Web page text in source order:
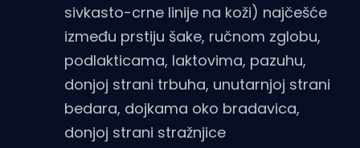
sivkasto-crne linije na koži) najčešće
između prstiju šake, ručnom zglobu,
podlakticama, laktovima, pazuhu,
donjoj strani trbuha, unutarnjoj strani
bedara, dojkama oko bradavica,
donjoj strani stražnjice